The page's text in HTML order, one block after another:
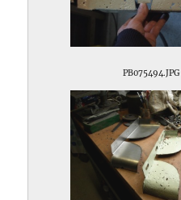
PB075494.JPG